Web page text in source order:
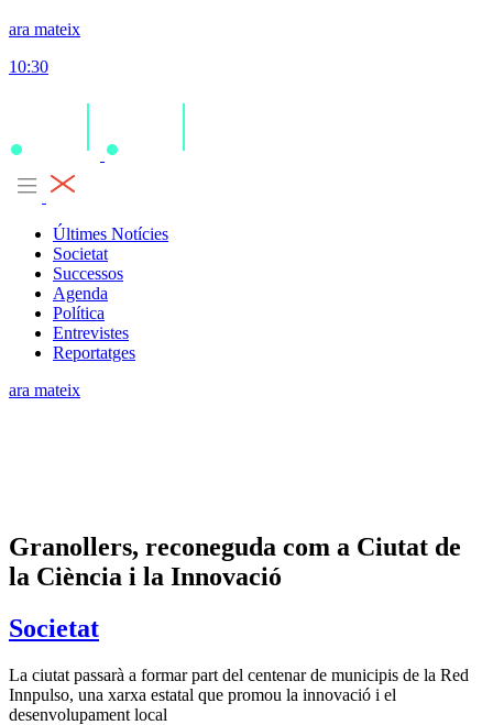
ara mateix
10:30
Últimes Notícies
Societat
Successos
Agenda
Política
Entrevistes
Reportatges
ara mateix
Granollers, reconeguda com a Ciutat de
la Ciència i la Innovació
Societat
La ciutat passarà a formar part del centenar de municipis de la Red
Innpulso, una xarxa estatal que promou la innovació i el
desenvolupament local